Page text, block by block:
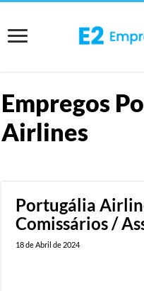
Empregos
Airlines
Portugália
Comissários /
18 de Abril de 2024